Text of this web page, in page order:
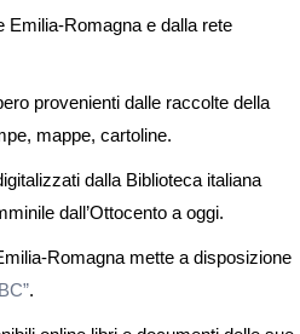
Emilia-Romagna e dalla rete
provenienti dalle raccolte della
mappe, cartoline.
dalla Biblioteca italiana
dall’Ottocento a oggi.
Romagna mette a disposizione
.